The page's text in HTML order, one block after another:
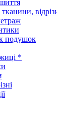
подушок
*